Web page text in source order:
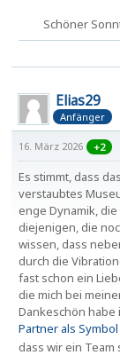
Schöner
Elias29
Anfänger
16. März 2026 +2
Es stimmt, dass
verstaubtes
enge Dynamik,
diejenigen, die
wissen, dass
durch die
fast schon ein
die mich bei
Dankeschön habe
Partner als
dass wir ein Team